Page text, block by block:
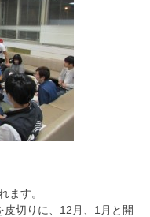
ます。
切りに、12月、1月と開